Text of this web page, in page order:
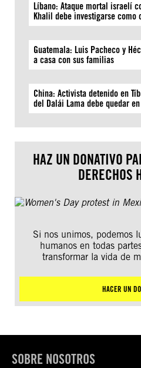
Líbano: Ataque mortal israelí
Khalil debe investigarse como
Guatemala: Luis Pacheco y
a casa con sus familias
China: Activista detenido en
del Dalái Lama debe quedar
HAZ UN DONATIVO
DERECHOS
Si nos unimos, podemos
humanos en todas
transformar la vida de
HACER UN
SOBRE NOSOTROS